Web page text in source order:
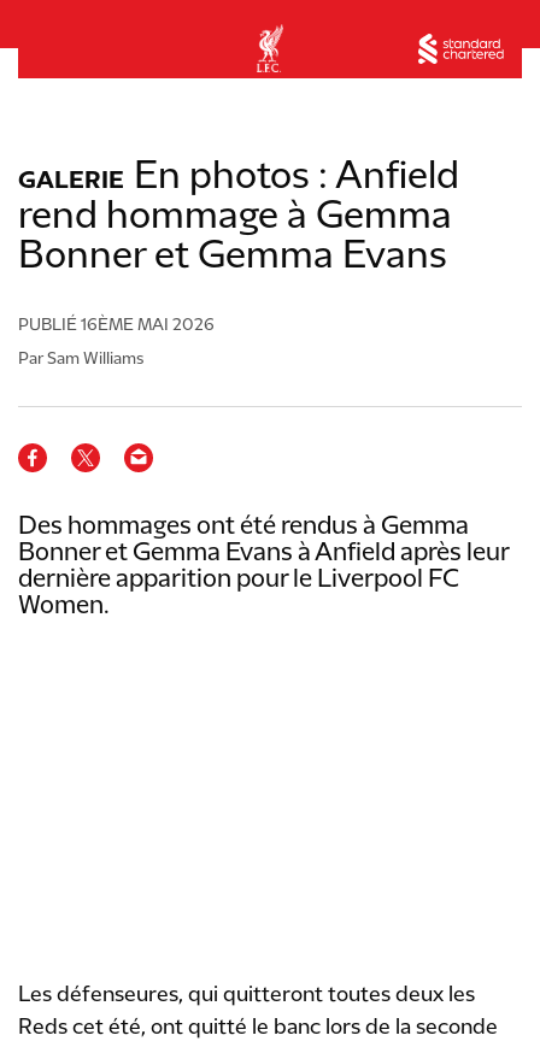
GALERIE
En photos : Anfield
rend hommage à Gemma
Bonner et Gemma Evans
PUBLIÉ 16ÈME MAI 2026
Par Sam Williams
Des hommages ont été rendus à Gemma
Bonner et Gemma Evans à Anfield après leur
dernière apparition pour le Liverpool FC
Women.
Les défenseures, qui quitteront toutes deux les
Reds cet été, ont quitté le banc lors de la seconde